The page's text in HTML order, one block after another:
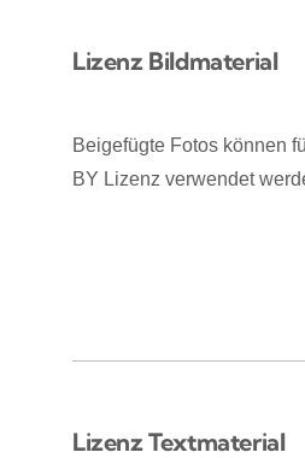
Lizenz Bildmaterial
Beigefügte Fotos können
BY Lizenz verwendet
Lizenz Textmaterial